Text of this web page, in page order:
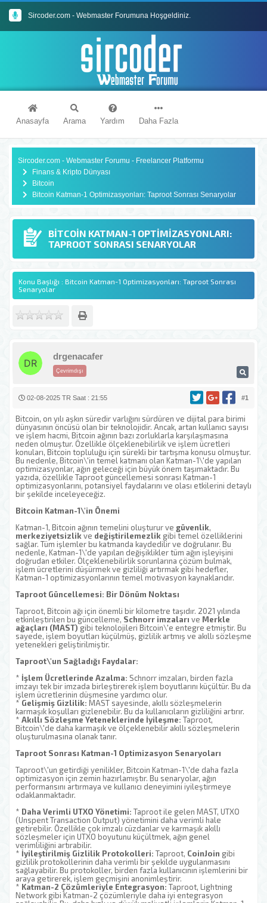
Sircoder.com - Webmaster Forumuna Hoşgeldiniz.
Sircoder.com Webmaster Forumu Kuralları
Anasayfa Arama Yardım Daha Fazla
Sircoder.com - Webmaster Forumu - Freelancer Platformu
Finans & Kripto Dünyası
Bitcoin
Bitcoin Katman-1 Optimizasyonları: Taproot Sonrası Senaryolar
BITCOIN KATMAN-1 OPTIMIZASYONLARI:
TAPROOT SONRASI SENARYOLAR
Konu Başlığı : Bitcoin Katman-1 Optimizasyonları: Taproot Sonrası
Senaryolar
Çevrimdışı
drgenacafer
#1
02-08-2025 TR Saat : 21:55
Bitcoin, on yılı aşkın süredir varlığını sürdüren ve dijital para birimi
dünyasının öncüsü olan bir teknolojidir. Ancak, artan kullanıcı sayısı
ve işlem hacmi, Bitcoin ağının bazı zorluklarla karşılaşmasına
neden olmuştur. Özellikle ölçeklenebilirlik ve işlem ücretleri
konuları, Bitcoin topluluğu için sürekli bir tartışma konusu olmuştur.
Bu nedenle, Bitcoin\'in temel katmanı olan Katman-1\'de yapılan
optimizasyonlar, ağın geleceği için büyük önem taşımaktadır. Bu
yazıda, özellikle Taproot güncellemesi sonrası Katman-1
optimizasyonlarını, potansiyel faydalarını ve olası etkilerini detaylı
bir şekilde inceleyeceğiz.
Bitcoin Katman-1\'in Önemi
Katman-1, Bitcoin ağının temelini oluşturur ve güvenlik,
merkeziyetsizlik ve değiştirilemezlik gibi temel özelliklerini
sağlar. Tüm işlemler bu katmanda kaydedilir ve doğrulanır. Bu
nedenle, Katman-1\'de yapılan değişiklikler tüm ağın işleyişini
doğrudan etkiler. Ölçeklenebilirlik sorunlarına çözüm bulmak,
işlem ücretlerini düşürmek ve gizliliği artırmak gibi hedefler,
Katman-1 optimizasyonlarının temel motivasyon kaynaklarıdır.
Taproot Güncellemesi: Bir Dönüm Noktası
Taproot, Bitcoin ağı için önemli bir kilometre taşıdır. 2021 yılında
etkinleştirilen bu güncelleme, Schnorr imzaları ve Merkle
ağaçları (MAST) gibi teknolojileri Bitcoin\'e entegre etmiştir. Bu
sayede, işlem boyutları küçülmüş, gizlilik artmış ve akıllı sözleşme
yetenekleri geliştirilmiştir.
Taproot\'un Sağladığı Faydalar:
* İşlem Ücretlerinde Azalma: Schnorr imzaları, birden fazla
imzayı tek bir imzada birleştirerek işlem boyutlarını küçültür. Bu da
işlem ücretlerinin düşmesine yardımcı olur.
* Gelişmiş Gizlilik: MAST sayesinde, akıllı sözleşmelerin
karmaşık koşulları gizlenebilir. Bu da kullanıcıların gizliliğini artırır.
* Akıllı Sözleşme Yeteneklerinde İyileşme: Taproot,
Bitcoin\'de daha karmaşık ve ölçeklenebilir akıllı sözleşmelerin
oluşturulmasına olanak tanır.
Taproot Sonrası Katman-1 Optimizasyon Senaryoları
Taproot\'un getirdiği yenilikler, Bitcoin Katman-1\'de daha fazla
optimizasyon için zemin hazırlamıştır. Bu senaryolar, ağın
performansını artırmaya ve kullanıcı deneyimini iyileştirmeye
odaklanmaktadır.
* Daha Verimli UTXO Yönetimi: Taproot ile gelen MAST, UTXO
(Unspent Transaction Output) yönetimini daha verimli hale
getirebilir. Özellikle çok imzalı cüzdanlar ve karmaşık akıllı
sözleşmeler için UTXO boyutunu küçültmek, ağın genel
verimliliğini artırabilir.
* İyileştirilmiş Gizlilik Protokolleri: Taproot, CoinJoin gibi
gizlilik protokollerinin daha verimli bir şekilde uygulanmasını
sağlayabilir. Bu protokoller, birden fazla kullanıcının işlemlerini bir
araya getirerek, işlem geçmişini anonimleştirir.
* Katman-2 Çözümleriyle Entegrasyon: Taproot, Lightning
Network gibi Katman-2 çözümleriyle daha iyi entegrasyon